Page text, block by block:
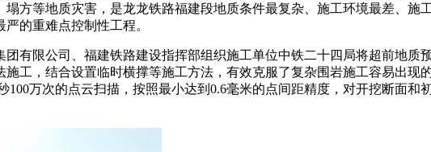
方等地质灾害，是龙龙铁路福建段地质条件最复杂、施工环境最差、施
的重难点控制性工程。
有限公司、福建铁路建设指挥部组织施工单位中铁二十四局将超前地质
工，结合设置临时横撑等施工方法，有效克服了复杂围岩施工容易出现
万次的点云扫描，按照最小达到0.6毫米的点间距精度，对开挖断面